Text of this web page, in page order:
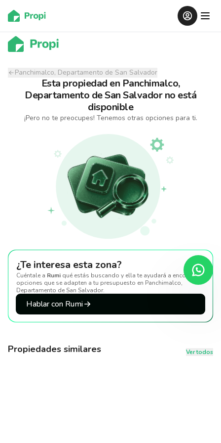
Panchimalco, Departamento de San Salvador
Esta propiedad en Panchimalco,
Departamento de San Salvador no está
disponible
¡Pero no te preocupes! Tenemos otras opciones para ti.
¿Te interesa esta zona?
Cuéntale a Rumi qué estás buscando y ella te ayudará a encontrar
opciones que se adapten a tu presupuesto en Panchimalco,
Departamento de San Salvador.
Hablar con Rumi
Propiedades similares Ver todos